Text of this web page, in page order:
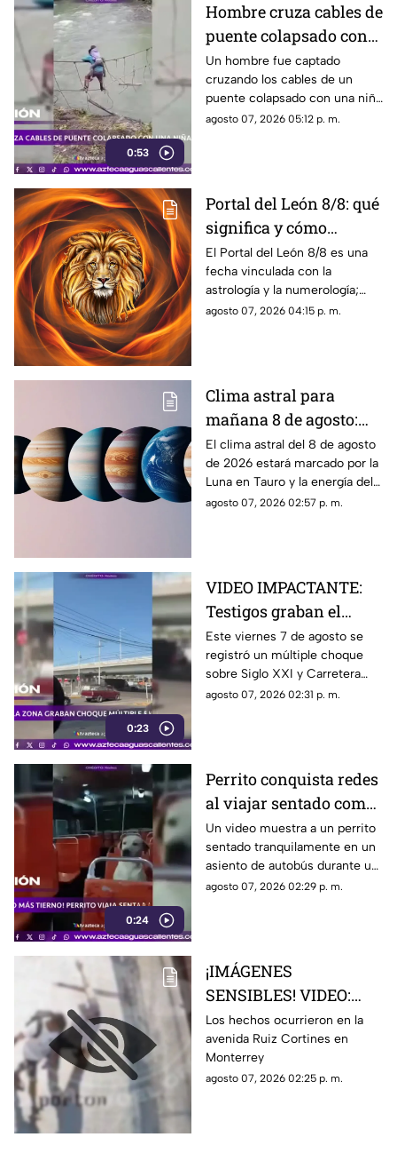
0:53
Hombre cruza cables de
puente colapsado con
una niña en Ecuador
Un hombre fue captado
cruzando los cables de un
puente colapsado con una niña
en la espalda, en Ecuador, ante
agosto 07, 2026 05:12 p. m.
Portal del León 8/8: qué
significa y cómo
aprovechar la energía
de esta fecha
El Portal del León 8/8 es una
fecha vinculada con la
astrología y la numerología;
conoce qué significa, por qué
agosto 07, 2026 04:15 p. m.
Clima astral para
mañana 8 de agosto:
los principales
movimientos
planetarios y el
horóscopo de cada
El clima astral del 8 de agosto
de 2026 estará marcado por la
Luna en Tauro y la energía del
Sol en Leo. Conoce los
agosto 07, 2026 02:57 p. m.
0:23
VIDEO IMPACTANTE:
Testigos graban el
momento exacto en que
tráiler impacta varios
autos en
Aguascalientes
Este viernes 7 de agosto se
registró un múltiple choque
sobre Siglo XXI y Carretera
Federal 70 Oriente
agosto 07, 2026 02:31 p. m.
0:24
Perrito conquista redes
al viajar sentado como
un pasajero en un
autobús
Un video muestra a un perrito
sentado tranquilamente en un
asiento de autobús durante un
recorrido. Usuarios destacaron
agosto 07, 2026 02:29 p. m.
¡IMÁGENES
SENSIBLES! VIDEO:
Adulto mayor muere
atropellado por un
tráiler luego de ser
empujado sin motivo
Los hechos ocurrieron en la
avenida Ruiz Cortines en
Monterrey
agosto 07, 2026 02:25 p. m.